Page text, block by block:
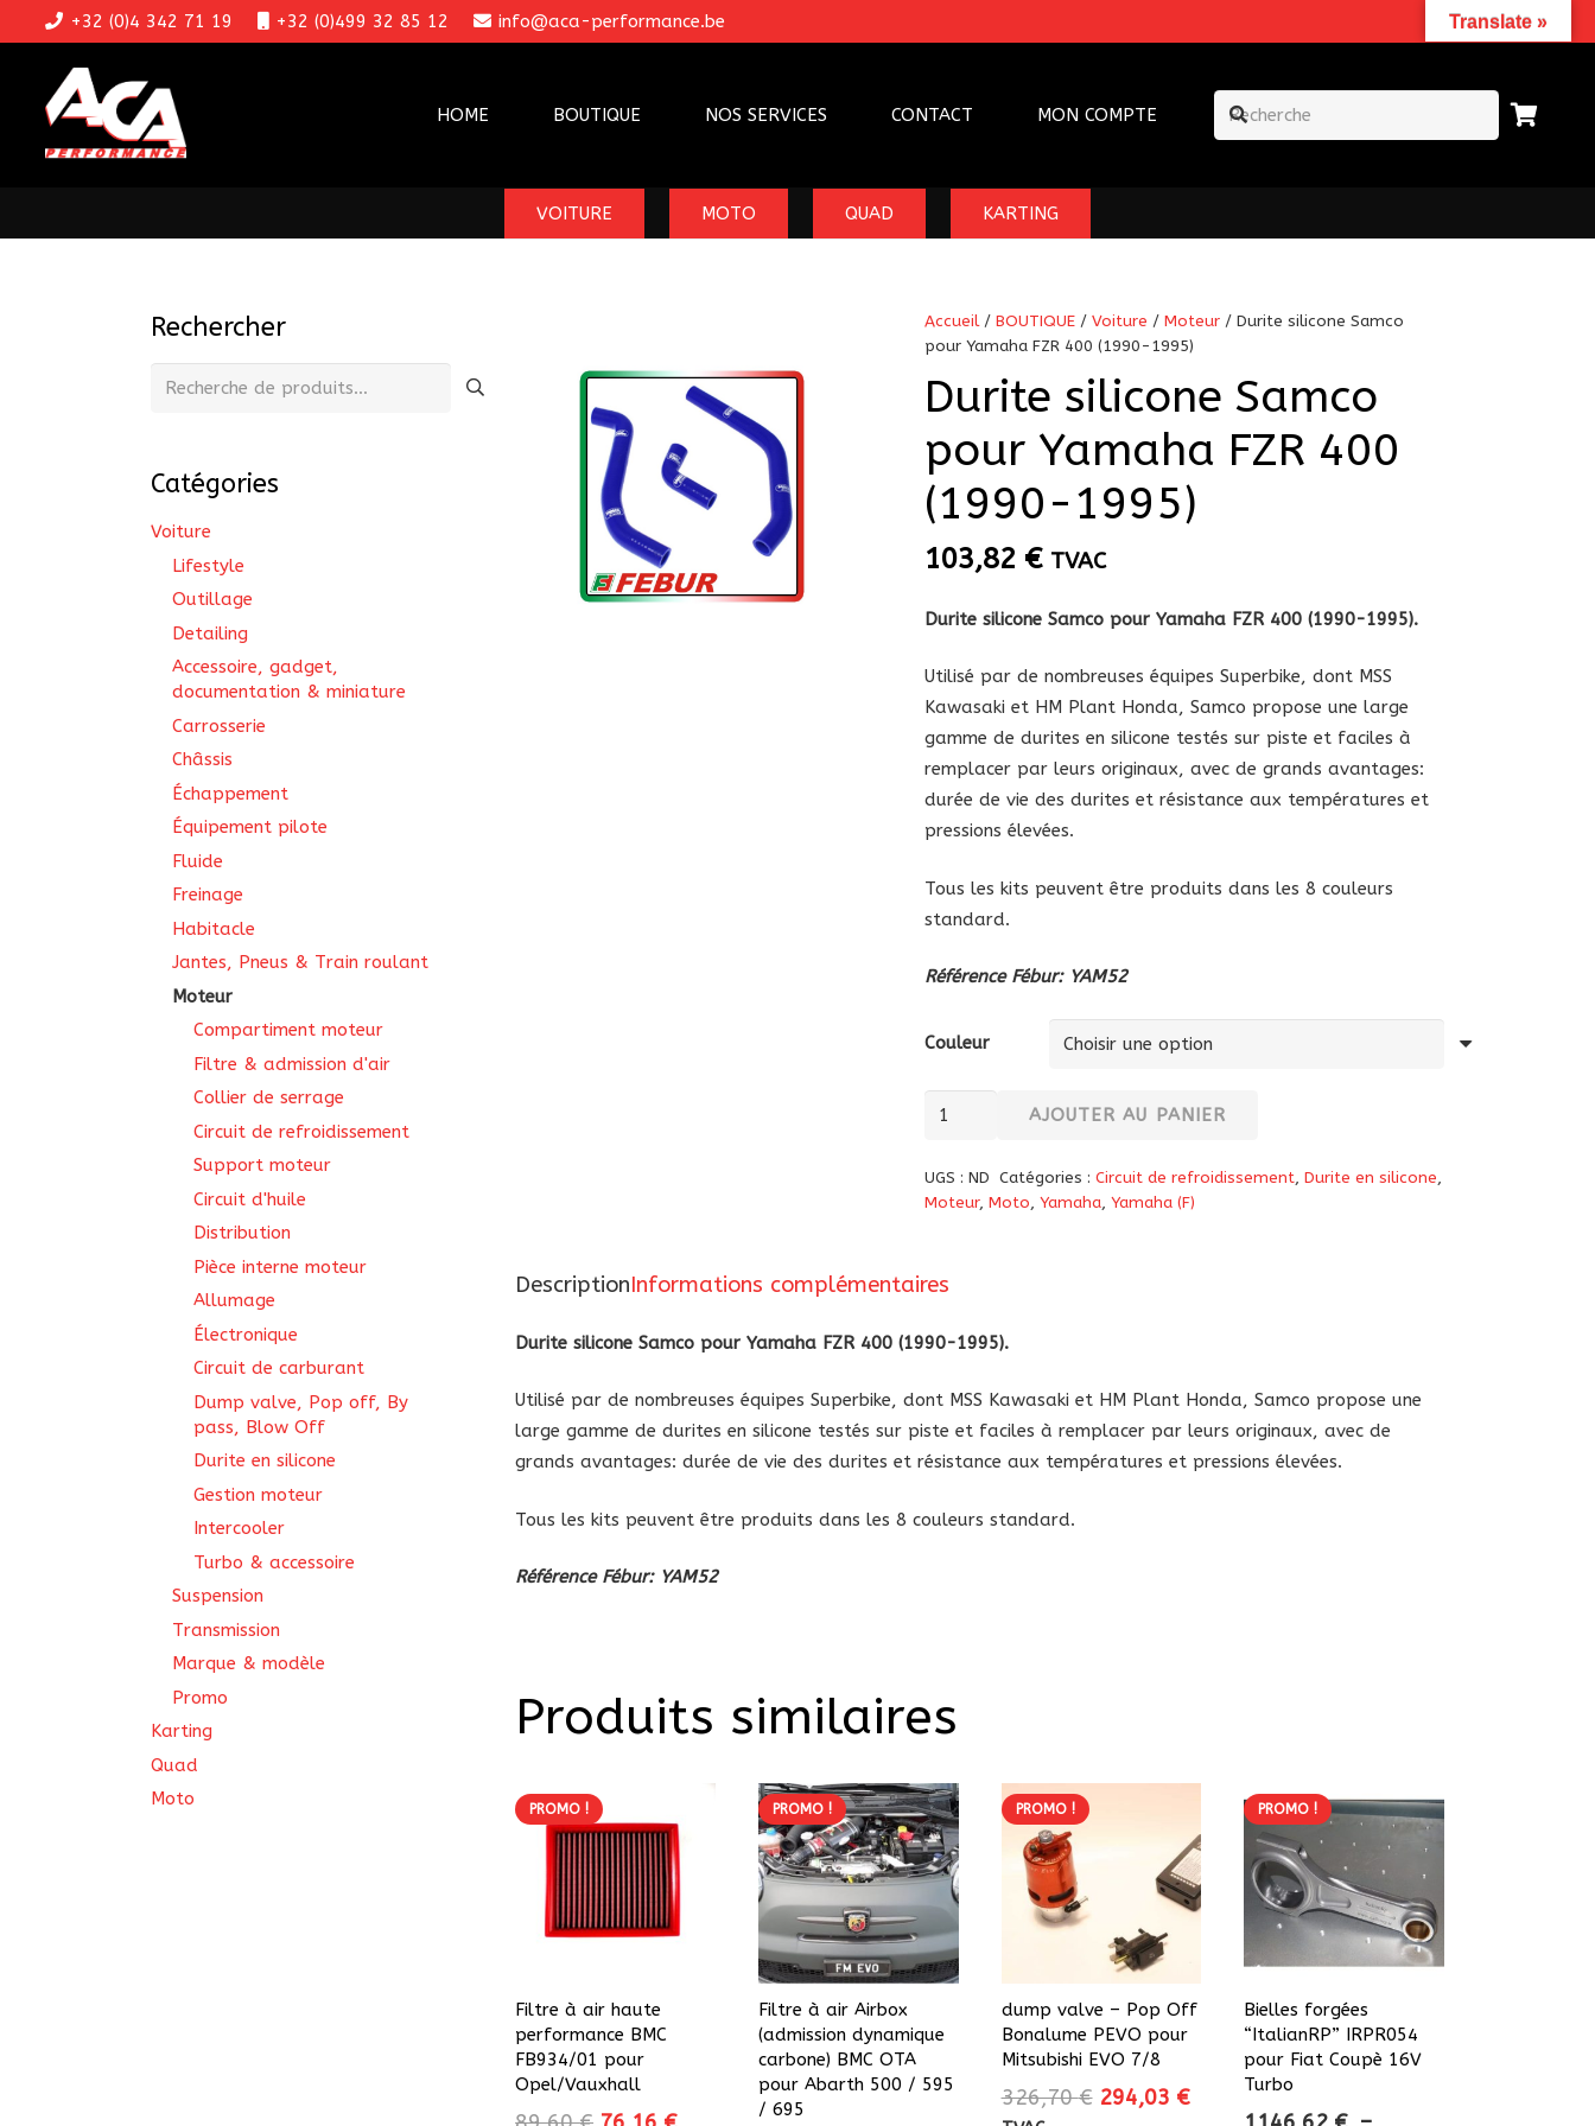
+32 (0)4 342 71 19 +32 (0)499 32 85 12 info@aca-performance.be
HOME BOUTIQUE NOS SERVICES CONTACT MON COMPTE
VOITURE MOTO QUAD KARTING
Accueil/ BOUTIQUE/ Voiture / Moteur/ Durite silicone Samco
pour Yamaha FZR 400 (1990-1995)
Durite silicone Samco
pour Yamaha FZR 400
(1990-1995)
103,82 € TVAC
Durite silicone Samco pour Yamaha FZR 400 (1990-1995).
Utilisé par de nombreuses équipes Superbike, dont MSS
Kawasaki et HM Plant Honda, Samco propose une large
gamme de durites en silicone testés sur piste et faciles à
remplacer par leurs originaux, avec de grands avantages:
durée de vie des durites et résistance aux températures et
pressions élevées.
Tous les kits peuvent être produits dans les 8 couleurs
standard.
Référence Fébur: YAM52
Couleur
quantité
silicone
Yamaha
400
1995)
AJOUTER AU PANIER
UGS : ND Catégories :Circuit de refroidissement,Durite en silicone,
Moteur, Moto, Yamaha, Yamaha (F)
DescriptionInformations complémentaires
Durite silicone Samco pour Yamaha FZR 400 (1990-1995).
Utilisé par de nombreuses équipes Superbike, dont MSS Kawasaki et HM Plant Honda, Samco propose une
large gamme de durites en silicone testés sur piste et faciles à remplacer par leurs originaux, avec de
grands avantages: durée de vie des durites et résistance aux températures et pressions élevées.
Tous les kits peuvent être produits dans les 8 couleurs standard.
Référence Fébur: YAM52
Produits similaires
PROMO !
Filtre à air haute
performance BMC
FB934/01 pour
Opel/Vauxhall
PROMO !
Filtre à air Airbox
(admission dynamique
carbone) BMC OTA
pour Abarth 500 / 595
/ 695
PROMO !
dump valve – Pop Off
Bonalume PEVO pour
Mitsubishi EVO 7/8
326,70€ Le
294,03 €Le
PROMO !
Bielles forgées
“ItalianRP” IRPR054
pour Fiat Coupè 16V
Turbo
Rechercher
Recherche
Catégories
Voiture
Lifestyle
Outillage
Detailing
Accessoire, gadget,
documentation & miniature
Carrosserie
Châssis
Échappement
Équipement pilote
Fluide
Freinage
Habitacle
Jantes, Pneus & Train roulant
Moteur
Compartiment moteur
Filtre & admission d'air
Collier de serrage
Circuit de refroidissement
Support moteur
Circuit d'huile
Distribution
Pièce interne moteur
Allumage
Électronique
Circuit de carburant
Dump valve, Pop off, By
pass, Blow Off
Durite en silicone
Gestion moteur
Intercooler
Turbo & accessoire
Suspension
Transmission
Marque & modèle
Promo
Karting
Quad
Moto
Translate »